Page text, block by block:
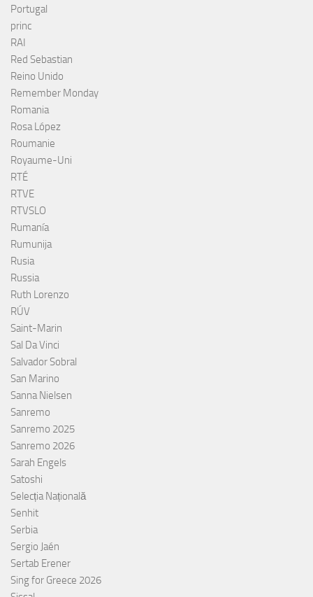
Portugal
princ
RAI
Red Sebastian
Reino Unido
Remember Monday
Romania
Rosa López
Roumanie
Royaume-Uni
RTÉ
RTVE
RTVSLO
Rumanía
Rumunija
Rusia
Russia
Ruth Lorenzo
RÚV
Saint-Marin
Sal Da Vinci
Salvador Sobral
San Marino
Sanna Nielsen
Sanremo
Sanremo 2025
Sanremo 2026
Sarah Engels
Satoshi
Selecția Națională
Senhit
Serbia
Sergio Jaén
Sertab Erener
Sing for Greece 2026